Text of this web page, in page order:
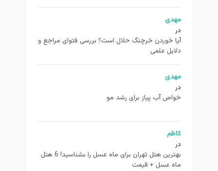
مهدی
در
آیا خوردن خرچنگ حلال است؟ بررسی فتوای مراجع و
دلایل علمی
مهدی
در
خواص آب پیاز برای رشد مو
کاظم
در
بهترین هتل تهران برای ماه عسل را بشناسید! 6 هتل
ماه عسل + قیمت